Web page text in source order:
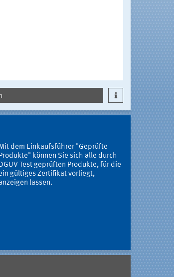
dem Einkaufsführer "Geprüfte
können Sie sich alle durch
Test geprüften Produkte, für die
gültiges Zertifikat vorliegt,
lassen.